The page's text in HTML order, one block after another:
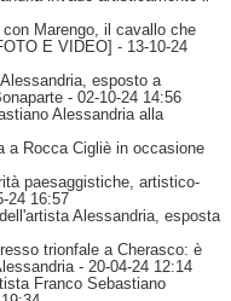
Marengo, il cavallo che
E VIDEO] - 13-10-24
esposto a
- 02-10-24 14:56
Alessandria alla
a Rocca Cigliè in occasione
paesaggistiche, artistico-
24 16:57
Alessandria, esposta
trionfale a Cherasco: è
- 20-04-24 12:14
Franco Sebastiano